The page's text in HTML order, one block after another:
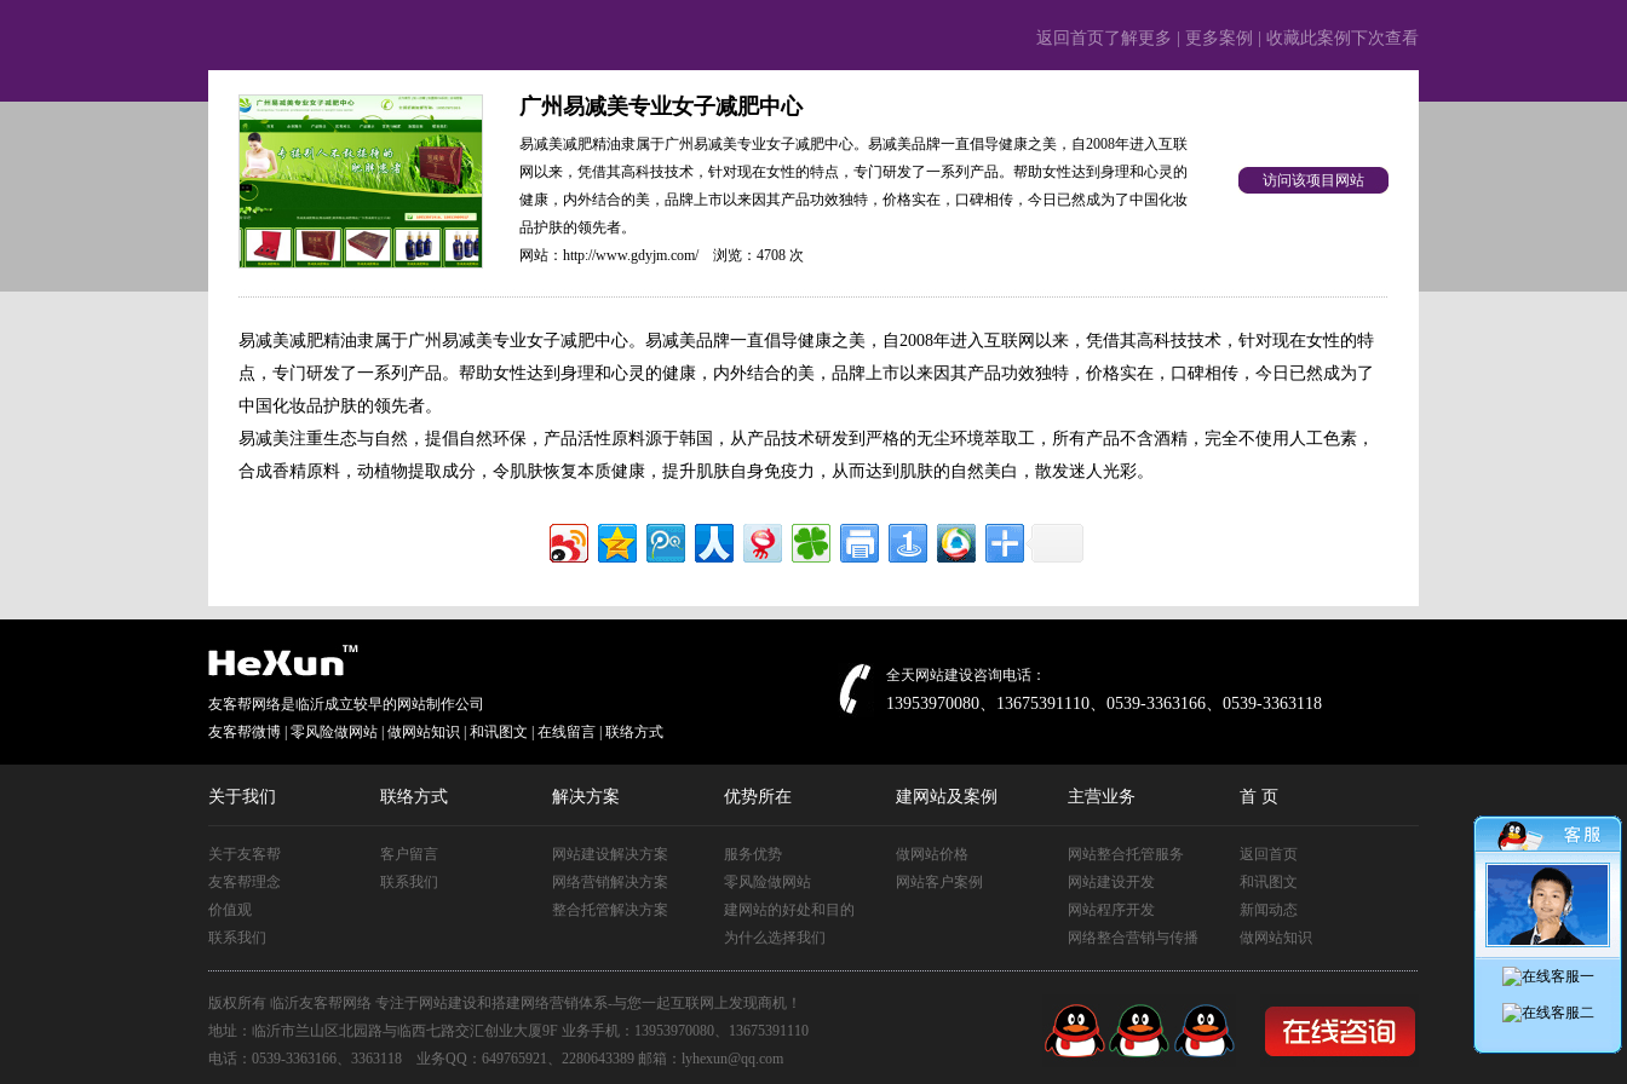
返回首页了解更多 更多案例 收藏此案例下次查看
广州易减美专业女子减肥中心
易减美减肥精油隶属于广州易减美专业女子减肥中心。易减美品牌一直倡导健康之美，自2008年进入互联
网以来，凭借其高科技技术，针对现在女性的特点，专门研发了一系列产品。帮助女性达到身理和心灵的
健康，内外结合的美，品牌上市以来因其产品功效独特，价格实在，口碑相传，今日已然成为了中国化妆
品护肤的领先者。
网站： http://www.gdyjm.com/浏览：4708 次
访问该项目网站
易减美减肥精油隶属于广州易减美专业女子减肥中心。易减美品牌一直倡导健康之美，自2008年进入互联网以来，凭借其高科技技术，针对现在女性的特
点，专门研发了一系列产品。帮助女性达到身理和心灵的健康，内外结合的美，品牌上市以来因其产品功效独特，价格实在，口碑相传，今日已然成为了
中国化妆品护肤的领先者。
易减美注重生态与自然，提倡自然环保，产品活性原料源于韩国，从产品技术研发到严格的无尘环境萃取工，所有产品不含酒精，完全不使用人工色素，
合成香精原料，动植物提取成分，令肌肤恢复本质健康，提升肌肤自身免疫力，从而达到肌肤的自然美白，散发迷人光彩。
友客帮网络是临沂成立较早的网站制作公司
友客帮微博 零风险做网站 做网站知识 和讯图文 在线留言 联络方式
全天网站建设咨询电话：
13953970080、13675391110、0539-3363166、0539-3363118
关于我们 联络方式 解决方案 优势所在 建网站及案例 主营业务 首 页
关于友客帮
友客帮理念
价值观
联系我们
客户留言
联系我们
网站建设解决方案
网络营销解决方案
整合托管解决方案
服务优势
零风险做网站
建网站的好处和目的
为什么选择我们
做网站价格
网站客户案例
网站整合托管服务
网站建设开发
网站程序开发
网络整合营销与传播
返回首页
和讯图文
新闻动态
做网站知识
版权所有 临沂友客帮网络 专注于网站建设和搭建网络营销体系-与您一起互联网上发现商机！
地址：临沂市兰山区北园路与临西七路交汇创业大厦9F 业务手机：13953970080、13675391110
电话：0539-3363166、3363118 业务QQ：649765921、2280643389 邮箱：lyhexun@qq.com